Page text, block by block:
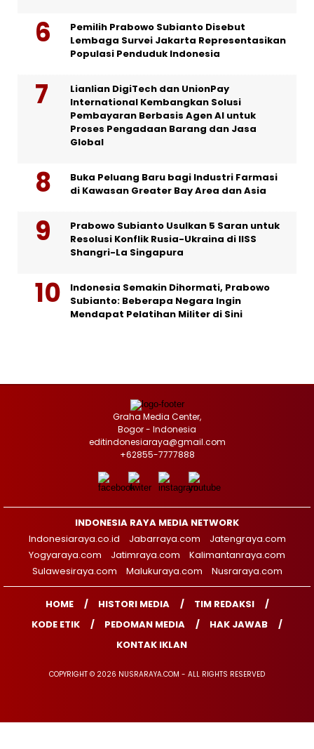
Pemilih Prabowo Subianto Disebut
Lembaga Survei Jakarta Representasikan
Populasi Penduduk Indonesia
Lianlian DigiTech dan UnionPay
International Kembangkan Solusi
Pembayaran Berbasis Agen AI untuk
Proses Pengadaan Barang dan Jasa
Global
Buka Peluang Baru bagi Industri Farmasi
di Kawasan Greater Bay Area dan Asia
Prabowo Subianto Usulkan 5 Saran untuk
Resolusi Konflik Rusia-Ukraina di IISS
Shangri-La Singapura
Indonesia Semakin Dihormati, Prabowo
Subianto: Beberapa Negara Ingin
Mendapat Pelatihan Militer di Sini
Graha Media Center,
Bogor - Indonesia
editindonesiaraya@gmail.com
+62855-7777888
INDONESIA RAYA MEDIA NETWORK
Indonesiaraya.co.id
Jabarraya.com
Jatengraya.com
Yogyaraya.com
Jatimraya.com
Kalimantanraya.com
Sulawesiraya.com
Malukuraya.com Nusraraya.com
HOME HISTORI MEDIA
TIM REDAKSI
KODE ETIK
PEDOMAN MEDIA
HAK JAWAB
KONTAK IKLAN
COPYRIGHT © 2026 NUSRARAYA.COM - ALL RIGHTS RESERVED